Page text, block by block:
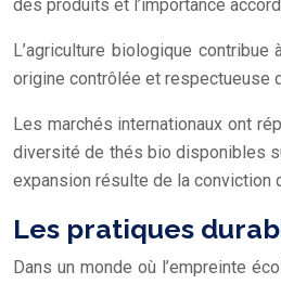
des produits et l’importance
L’agriculture biologique
origine contrôlée et respectueuse
Les marchés internationaux ont
diversité de thés bio disponibles
expansion résulte de la conviction
Les pratiques
Dans un monde où l’empreinte